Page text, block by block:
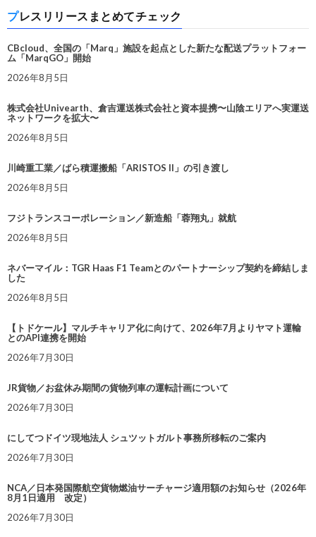
プレスリリースまとめてチェック
CBcloud、全国の「Marq」施設を起点とした新たな配送プラットフォー
ム「MarqGO」開始
2026年8月5日
株式会社Univearth、倉吉運送株式会社と資本提携〜山陰エリアへ実運送
ネットワークを拡大〜
2026年8月5日
川崎重工業／ばら積運搬船「ARISTOS II」の引き渡し
2026年8月5日
フジトランスコーポレーション／新造船「蓉翔丸」就航
2026年8月5日
ネバーマイル：TGR Haas F1 Teamとのパートナーシップ契約を締結しま
した
2026年8月5日
【トドケール】マルチキャリア化に向けて、2026年7月よりヤマト運輸
とのAPI連携を開始
2026年7月30日
JR貨物／お盆休み期間の貨物列車の運転計画について
2026年7月30日
にしてつドイツ現地法人 シュツットガルト事務所移転のご案内
2026年7月30日
NCA／日本発国際航空貨物燃油サーチャージ適用額のお知らせ（2026年
8月1日適用 改定）
2026年7月30日